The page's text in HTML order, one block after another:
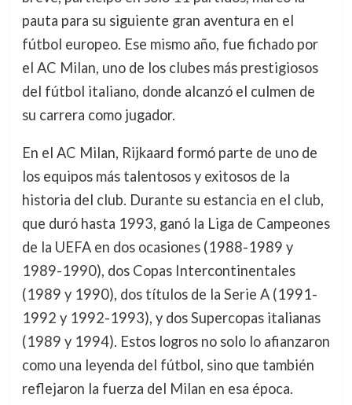
pauta para su siguiente gran aventura en el
fútbol europeo. Ese mismo año, fue fichado por
el AC Milan, uno de los clubes más prestigiosos
del fútbol italiano, donde alcanzó el culmen de
su carrera como jugador.
En el AC Milan, Rijkaard formó parte de uno de
los equipos más talentosos y exitosos de la
historia del club. Durante su estancia en el club,
que duró hasta 1993, ganó la Liga de Campeones
de la UEFA en dos ocasiones (1988-1989 y
1989-1990), dos Copas Intercontinentales
(1989 y 1990), dos títulos de la Serie A (1991-
1992 y 1992-1993), y dos Supercopas italianas
(1989 y 1994). Estos logros no solo lo afianzaron
como una leyenda del fútbol, sino que también
reflejaron la fuerza del Milan en esa época.